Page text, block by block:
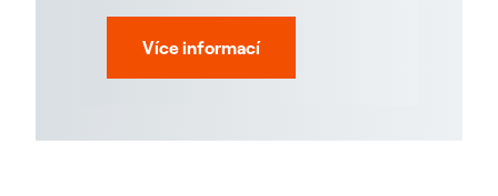
Více informací